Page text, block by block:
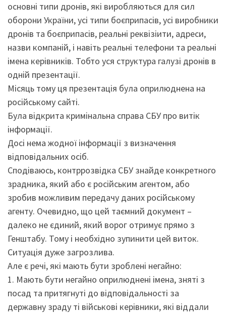
основні типи дронів, які виробляються для сил
оборони України, усі типи боєприпасів, усі виробники
дронів та боєприпасів, реальні реквізіити, адреси,
назви компаній, і навіть реальні телефони та реальні
імена керівників. Тобто уся структура галузі дронів в
одній презентації.
Місяць тому ця презентація була оприлюднена на
російському сайті.
Була відкрита кримінальна справа СБУ про витік
інформації.
Досі нема жодної інформації з визначення
відповідальних осіб.
Сподіваюсь, контррозвідка СБУ знайде конкретного
зрадника, який або є російським агентом, або
зробив можливим передачу даних російському
агенту. Очевидно, що цей таємний документ –
далеко не єдиний, який ворог отримує прямо з
Генштабу. Тому і необхідно зупинити цей виток.
Ситуація дуже загрозлива.
Але є речі, які мають бути зроблені негайно:
1. Мають бути негайно оприлюднені імена, зняті з
посад та притягнуті до відповідальності за
державну зраду ті військові керівники, які віддали